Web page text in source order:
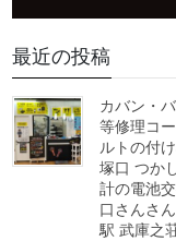
最近の投稿
カバン・
等修理コ
ルトの付
塚口 つか
計の電池
口さんさ
駅 武庫之